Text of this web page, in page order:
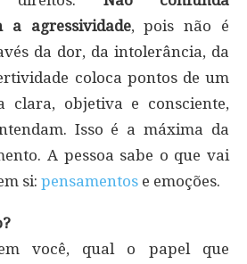
a agressividade, pois não é
da dor, da intolerância, da
coloca pontos de um
clara, objetiva e consciente,
Isso é a máxima da
A pessoa sabe o que vai
si: pensamentos e emoções.
você, qual o papel que